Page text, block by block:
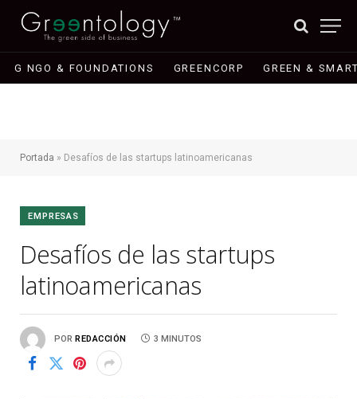
G NGO & FOUNDATIONS GREENCORP GREEN &
Portada » Desafíos de las startups latinoamericanas
EMPRESAS
Desafíos de las startups
latinoamericanas
POR REDACCIÓN 3 MINUTOS